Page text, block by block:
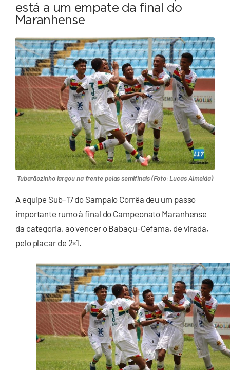
está a um empate da final do
Maranhense
Tubarãozinho largou na frente pelas semifinais (Foto: Lucas Almeida)
A equipe Sub-17 do Sampaio Corrêa deu um passo
importante rumo à final do Campeonato Maranhense
da categoria, ao vencer o Babaçu-Cefama, de virada,
pelo placar de 2×1.